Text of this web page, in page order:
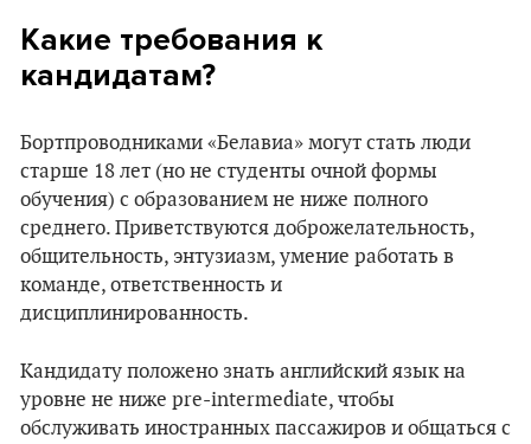
Какие требования к
кандидатам?
Бортпроводниками «Белавиа» могут стать люди
старше 18 лет (но не студенты очной формы
обучения) с образованием не ниже полного
среднего. Приветствуются доброжелательность,
общительность, энтузиазм, умение работать в
команде, ответственность и
дисциплинированность.
Кандидату положено знать английский язык на
уровне не ниже pre-intermediate, чтобы
обслуживать иностранных пассажиров и общаться с